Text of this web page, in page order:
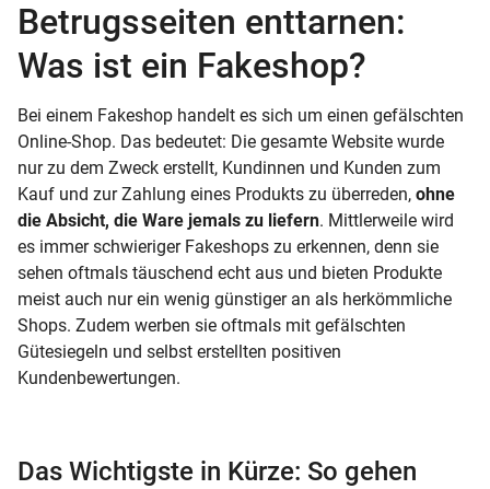
Betrugsseiten enttarnen:
Was ist ein Fakeshop?
Bei einem Fakeshop handelt es sich um einen gefälschten
Online-Shop. Das bedeutet: Die gesamte Website wurde
nur zu dem Zweck erstellt, Kundinnen und Kunden zum
Kauf und zur Zahlung eines Produkts zu überreden, ohne
die Absicht, die Ware jemals zu liefern. Mittlerweile wird
es immer schwieriger Fakeshops zu erkennen, denn sie
sehen oftmals täuschend echt aus und bieten Produkte
meist auch nur ein wenig günstiger an als herkömmliche
Shops. Zudem werben sie oftmals mit gefälschten
Gütesiegeln und selbst erstellten positiven
Kundenbewertungen.
Das Wichtigste in Kürze: So gehen